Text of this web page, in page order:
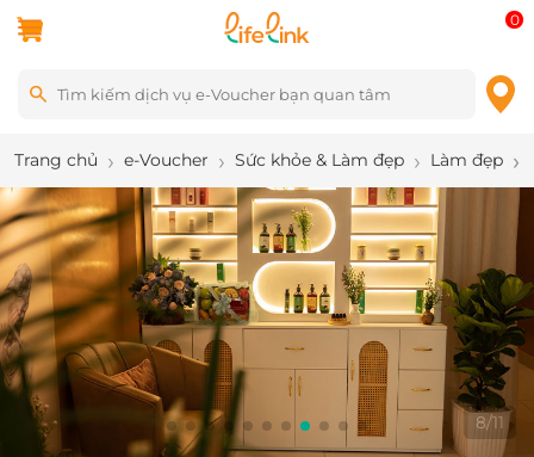
0
Trang chủ e-Voucher Sức khỏe & Làm đẹp Làm đẹp
8/11